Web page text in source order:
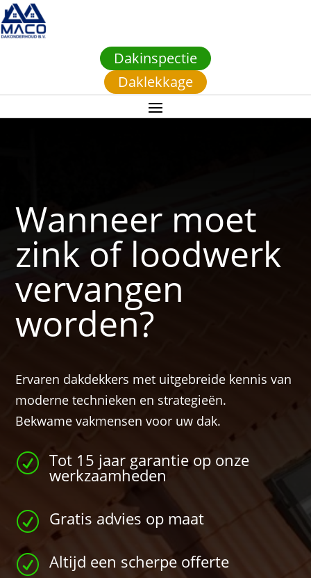
Dakinspectie
Daklekkage
Wanneer moet
zink of loodwerk
vervangen
worden?
Ervaren dakdekkers met uitgebreide kennis van
moderne technieken en strategieën.
Bekwame vakmensen voor uw dak.
R Tot 15 jaar garantie op onze
werkzaamheden
R Gratis advies op maat
R Altijd een scherpe offerte